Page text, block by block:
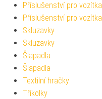
Příslušenství pro vozítka
Příslušenství pro vozítka
Skluzavky
Skluzavky
Šlapadla
Šlapadla
Textilní hračky
Tříkolky